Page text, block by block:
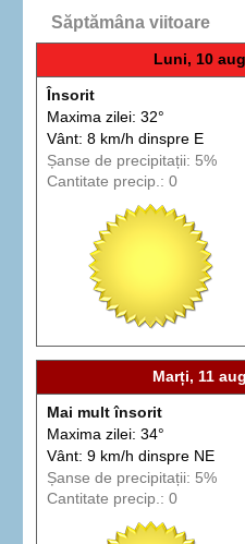
Săptămâna viitoare
Luni, 10
Însorit
Maxima zilei: 32°
Vânt: 8 km/h dinspreE
Șanse de precipitații: 5%
Cantitate precip.: 0
Marți, 11
Mai mult însorit
Maxima zilei: 34°
Vânt: 9 km/h dinspreNE
Șanse de precipitații: 5%
Cantitate precip.: 0